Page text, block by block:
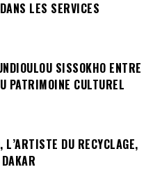
LES SERVICES
SISSOKHO ENTRE
PATRIMOINE CULTUREL
L’ARTISTE DU RECYCLAGE,